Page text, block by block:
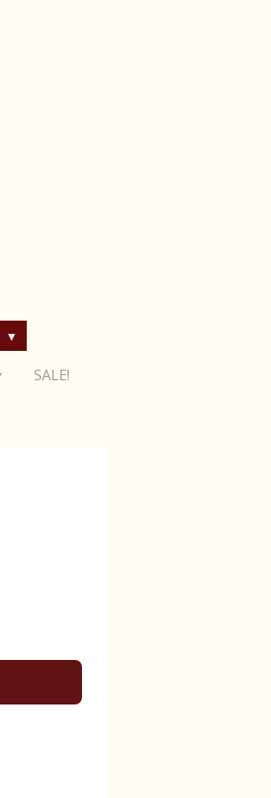
SALE!